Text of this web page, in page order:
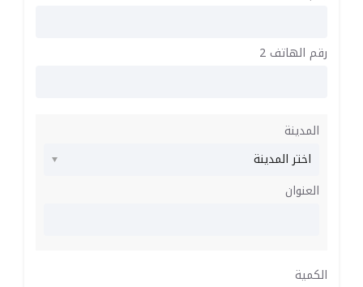
رقم الهاتف 2
المدينة
العنوان
الكمية